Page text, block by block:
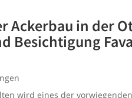
Ackerbau in der
Besichtigung
wird eines der